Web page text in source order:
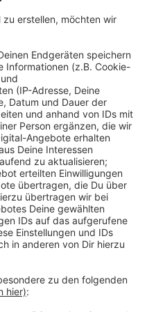
Polizei in Münster. Die
schon seit dem
abzusehen, dass
glimpflich
war die freiwillige
vorbereitet. Die
jetzt schon beruhigt.
etwas regnen, den
wohl nicht mehr